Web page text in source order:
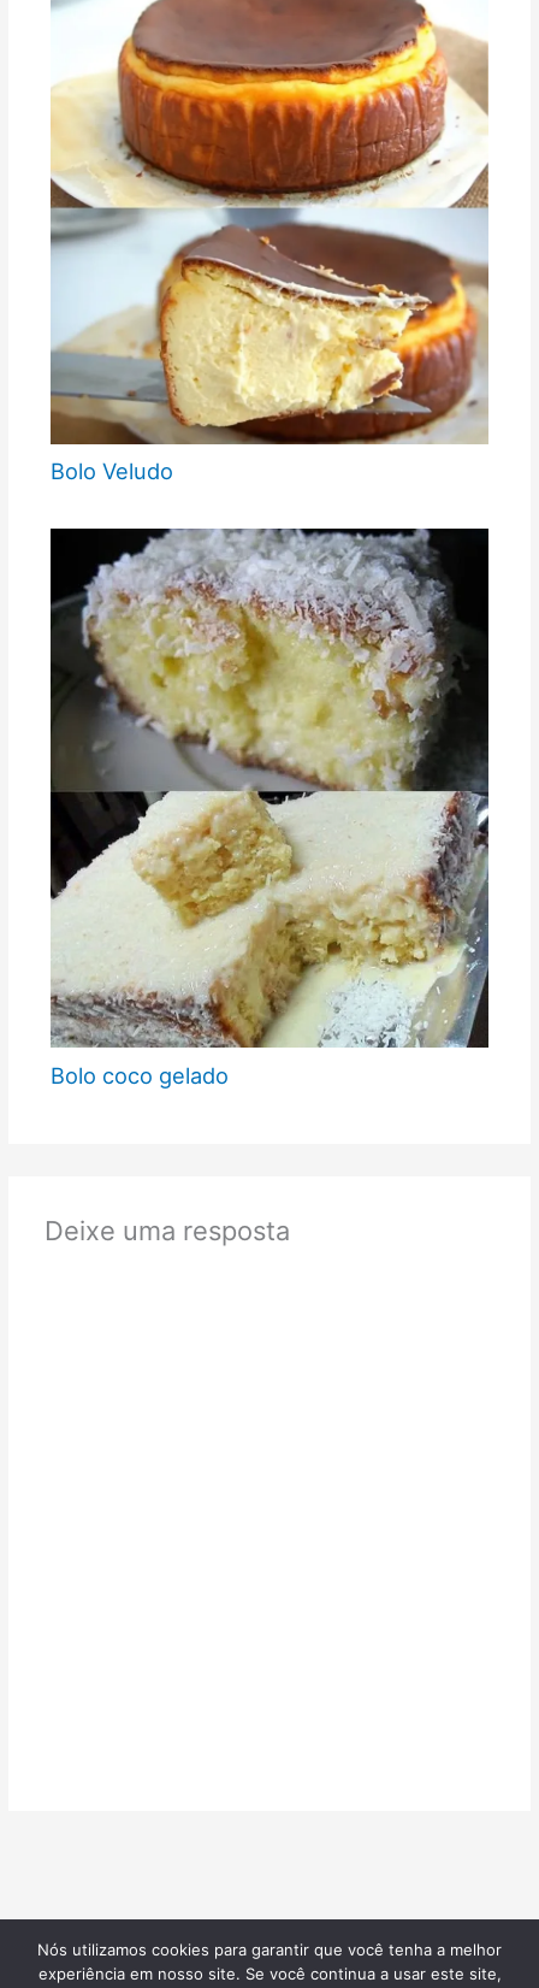
Bolo Veludo
Bolo coco gelado
Deixe uma resposta
Confeitarias de Sucesso
| Todos os direitos reservados |
Nós utilizamos cookies para garantir que você tenha a melhor
experiência em nosso site. Se você continua a usar este site,